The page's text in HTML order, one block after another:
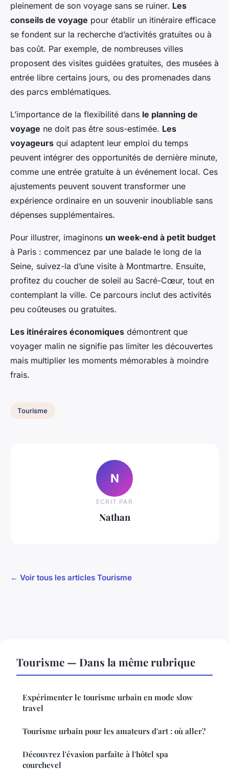
pleinement de son voyage sans se ruiner. Les
conseils de voyage pour établir un itinéraire efficace
se fondent sur la recherche d’activités gratuites ou à
bas coût. Par exemple, de nombreuses villes
proposent des visites guidées gratuites, des musées à
entrée libre certains jours, ou des promenades dans
des parcs emblématiques.
L’importance de la flexibilité dans le planning de
voyage ne doit pas être sous-estimée. Les
voyageurs qui adaptent leur emploi du temps
peuvent intégrer des opportunités de dernière minute,
comme une entrée gratuite à un événement local. Ces
ajustements peuvent souvent transformer une
expérience ordinaire en un souvenir inoubliable sans
dépenses supplémentaires.
Pour illustrer, imaginons un week-end à petit budget
à Paris : commencez par une balade le long de la
Seine, suivez-la d’une visite à Montmartre. Ensuite,
profitez du coucher de soleil au Sacré-Cœur, tout en
contemplant la ville. Ce parcours inclut des activités
peu coûteuses ou gratuites.
Les itinéraires économiques démontrent que
voyager malin ne signifie pas limiter les découvertes
mais multiplier les moments mémorables à moindre
frais.
Tourisme
N
ECRIT PAR
Nathan
← Voir tous les articles Tourisme
Tourisme — Dans la même rubrique
Expérimenter le tourisme urbain en mode slow
travel
Tourisme urbain pour les amateurs d'art : où aller?
Découvrez l'évasion parfaite à l'hôtel spa
courchevel